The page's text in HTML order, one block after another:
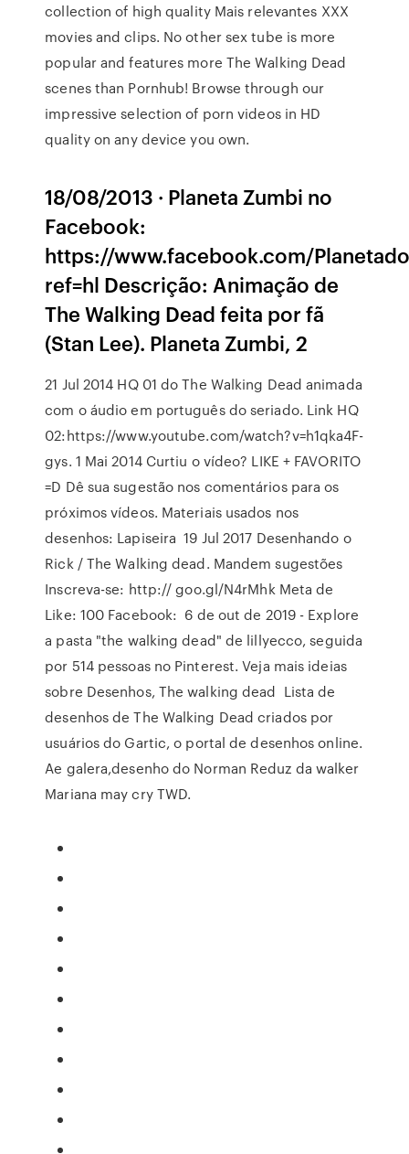
collection of high quality Mais relevantes XXX
movies and clips. No other sex tube is more
popular and features more The Walking Dead
scenes than Pornhub! Browse through our
impressive selection of porn videos in HD
quality on any device you own.
18/08/2013 · Planeta Zumbi no
Facebook:
https://www.facebook.com/
ref=hl Descrição: Animação de
The Walking Dead feita por fã
(Stan Lee). Planeta Zumbi, 2
21 Jul 2014 HQ 01 do The Walking Dead animada
com o áudio em português do seriado. Link HQ
02:https://www.youtube.com/watch?v=h1qka4F-
gys. 1 Mai 2014 Curtiu o vídeo? LIKE + FAVORITO
=D Dê sua sugestão nos comentários para os
próximos vídeos. Materiais usados nos
desenhos: Lapiseira 19 Jul 2017 Desenhando o
Rick / The Walking dead. Mandem sugestões
Inscreva-se: http:// goo.gl/N4rMhk Meta de
Like: 100 Facebook: 6 de out de 2019 - Explore
a pasta "the walking dead" de lillyecco, seguida
por 514 pessoas no Pinterest. Veja mais ideias
sobre Desenhos, The walking dead Lista de
desenhos de The Walking Dead criados por
usuários do Gartic, o portal de desenhos online.
Ae galera,desenho do Norman Reduz da walker
Mariana may cry TWD.